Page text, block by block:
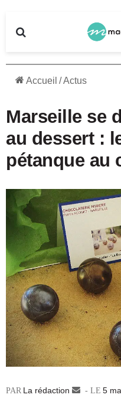
Accueil /Actus
Marseille se
au dessert :
pétanque au
La rédaction
Envoyer
5